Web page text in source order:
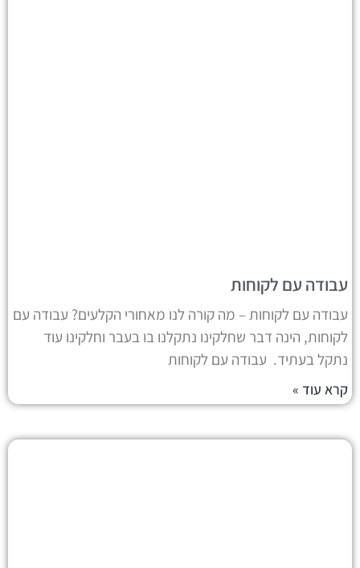
עבודה עם לקוחות
עבודה עם לקוחות – מה קורה לנו מאחורי הקלעים? עבודה עם
לקוחות, הינה דבר שחלקינו נתקלנו בו בעבר וחלקינו עוד
נתקל בעתיד. עבודה עם לקוחות
קרא עוד »